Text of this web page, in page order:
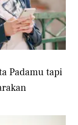
Padamu tapi